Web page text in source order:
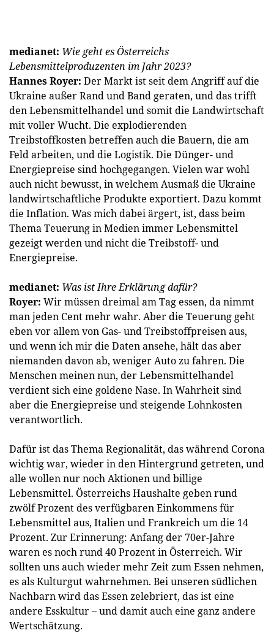
medianet: Wie geht es Österreichs
Lebensmittelproduzenten im Jahr 2023?
Hannes Royer: Der Markt ist seit dem Angriff auf die
Ukraine außer Rand und Band geraten, und das trifft
den Lebensmittelhandel und somit die Landwirtschaft
mit voller Wucht. Die explodierenden
Treibstoffkosten betreffen auch die Bauern, die am
Feld arbeiten, und die Logistik. Die Dünger- und
Energiepreise sind hochgegangen. Vielen war wohl
auch nicht bewusst, in welchem Ausmaß die Ukraine
landwirtschaftliche Produkte exportiert. Dazu kommt
die Inflation. Was mich dabei ärgert, ist, dass beim
Thema Teuerung in Medien immer Lebensmittel
gezeigt werden und nicht die Treibstoff- und
Energiepreise.
medianet: Was ist Ihre Erklärung dafür?
Royer: Wir müssen dreimal am Tag essen, da nimmt
man jeden Cent mehr wahr. Aber die Teuerung geht
eben vor allem von Gas- und Treibstoffpreisen aus,
und wenn ich mir die Daten ansehe, hält das aber
niemanden davon ab, weniger Auto zu fahren. Die
Menschen meinen nun, der Lebensmittelhandel
verdient sich eine goldene Nase. In Wahrheit sind
aber die Energiepreise und steigende Lohnkosten
verantwortlich.
Dafür ist das Thema Regionalität, das während Corona
wichtig war, wieder in den Hintergrund getreten, und
alle wollen nur noch Aktionen und billige
Lebensmittel. Österreichs Haushalte geben rund
zwölf Prozent des verfügbaren Einkommens für
Lebensmittel aus, Italien und Frankreich um die 14
Prozent. Zur Erinnerung: Anfang der 70er-Jahre
waren es noch rund 40 Prozent in Österreich. Wir
sollten uns auch wieder mehr Zeit zum Essen nehmen,
es als Kulturgut wahrnehmen. Bei unseren südlichen
Nachbarn wird das Essen zelebriert, das ist eine
andere Esskultur – und damit auch eine ganz andere
Wertschätzung.